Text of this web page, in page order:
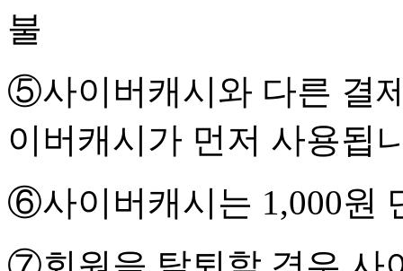
불
⑤사이버캐시와 다른 결
이버캐시가 먼저 사용됩
⑥사이버캐시는 1,000원